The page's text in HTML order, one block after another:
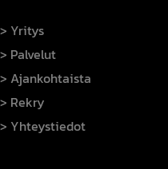
Yritys
Palvelut
Ajankohtaista
Rekry
Yhteystiedot